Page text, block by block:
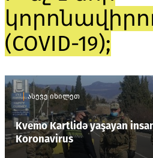
(COVID-19);
ასევე იხილეთ
Kvemo Kartlidə yaşayan
Koronavirus